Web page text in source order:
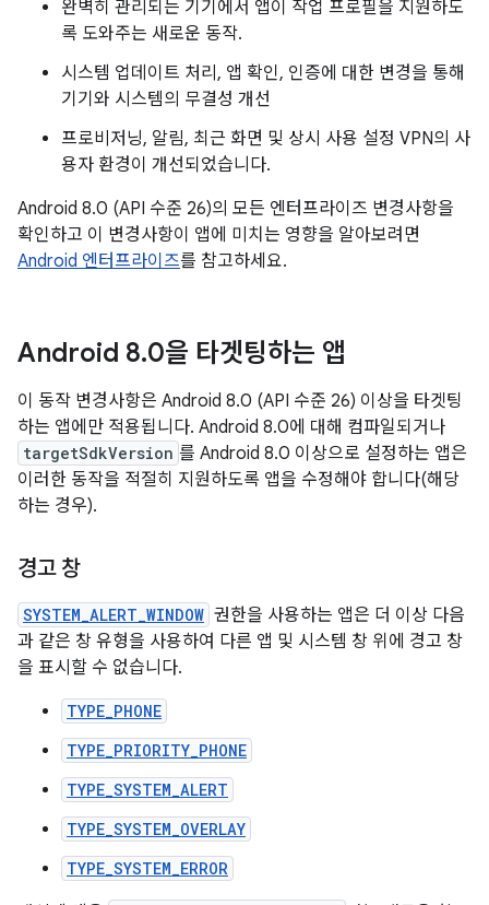
완벽히 관리되는 기기에서 앱이 작업 프로필을 지원하도
록 도와주는 새로운 동작.
시스템 업데이트 처리, 앱 확인, 인증에 대한 변경을 통해
기기와 시스템의 무결성 개선
프로비저닝, 알림, 최근 화면 및 상시 사용 설정 VPN의 사
용자 환경이 개선되었습니다.
Android 8.0 (API 수준 26)의 모든 엔터프라이즈 변경사항을
확인하고 이 변경사항이 앱에 미치는 영향을 알아보려면
Android 엔터프라이즈를 참고하세요.
Android 8.0을 타겟팅하는 앱
이 동작 변경사항은 Android 8.0 (API 수준 26) 이상을 타겟팅
하는 앱에만 적용됩니다. Android 8.0에 대해 컴파일되거나
targetSdkVersion 를 Android 8.0 이상으로 설정하는 앱은
이러한 동작을 적절히 지원하도록 앱을 수정해야 합니다(해당
하는 경우).
경고 창
SYSTEM_ALERT_WINDOW 권한을 사용하는 앱은 더 이상 다음
과 같은 창 유형을 사용하여 다른 앱 및 시스템 창 위에 경고 창
을 표시할 수 없습니다.
TYPE_PHONE
TYPE_PRIORITY_PHONE
TYPE_SYSTEM_ALERT
TYPE_SYSTEM_OVERLAY
TYPE_SYSTEM_ERROR